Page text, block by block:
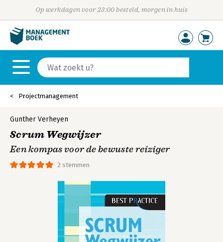
Op werkdagen voor 23:00 besteld, morgen in huis
Projectmanagement
2 stemmen
Gunther Verheyen
Scrum Wegwijzer
Een kompas voor de bewuste reiziger